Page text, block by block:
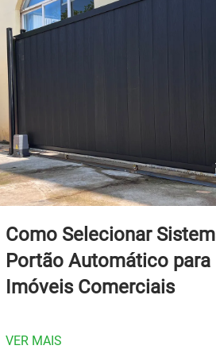
Como Selecionar
Portão Automático para
Imóveis Comerciais
VER MAIS